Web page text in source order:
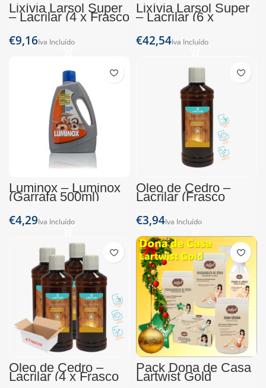
Lixívia Larsol Super
– Lacrilar (4 x Frasco
1L)
€
Lixívia Larsol Super
– Lacrilar (6 x
Jerrican 5L)
€
Luminox – Luminox
(Garrafa 500ml)
€
Óleo de Cedro –
Lacrilar (Frasco
150ml)
€
Óleo de Cedro –
Lacrilar (4 x Frasco
Pack Dona de Casa
Lartwist Gold